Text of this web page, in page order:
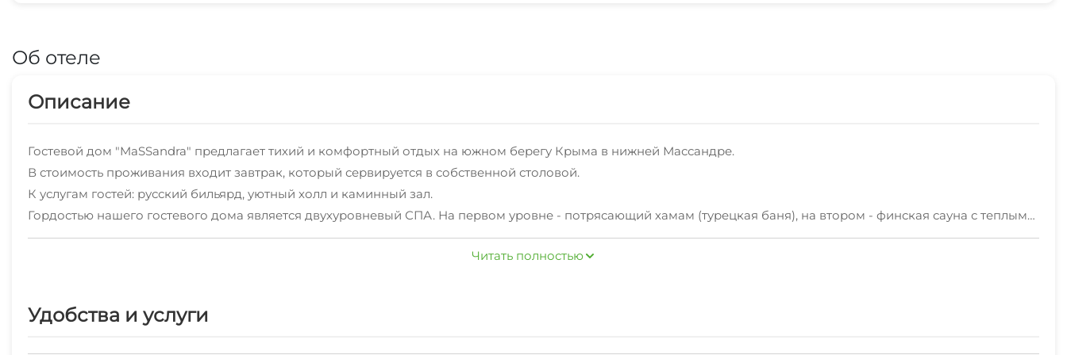
Об отеле
Описание
Гостевой дом "MaSSandra" предлагает тихий и комфортный отдых на южном берегу Крыма в нижней Массандре.
В стоимость проживания входит завтрак, который сервируется в собственной столовой.
К услугам гостей: русский бильярд, уютный холл и каминный зал.
Гордостью нашего гостевого дома является двухуровневый СПА. На первом уровне - потрясающий хамам (турецкая баня), на втором - финская сауна с теплым
бассейном и панорамными окнами.
В нашем кафе (вместимостью до 30 человек), расположенном на третьем этаже, возможно проведение торжественных мероприятий.
В числе удобств: беседка с принадлежностями для барбекю, казан и русская печь, с помощью которых можно приготовить шашлык, плов, шурпу и другие блюда
Читать полностью
Удобства и услуги